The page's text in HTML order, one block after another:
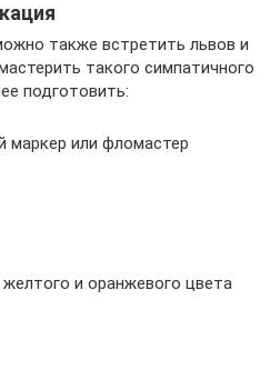
также встретить львов и
такого симпатичного
подготовить:
маркер или фломастер
и оранжевого цвета